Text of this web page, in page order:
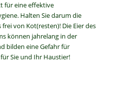
für eine effektive
Halten Sie darum die
von Kot(resten)! Die Eier des
können jahrelang in der
bilden eine Gefahr für
Sie und Ihr Haustier!